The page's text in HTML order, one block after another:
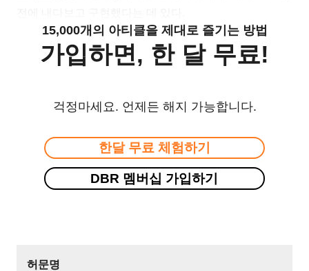
15,000개의 아티클을 제대로 즐기는 방법
가입하면, 한 달 무료!
걱정마세요. 언제든 해지 가능합니다.
한달 무료 체험하기
DBR 멤버십 가입하기
허문명